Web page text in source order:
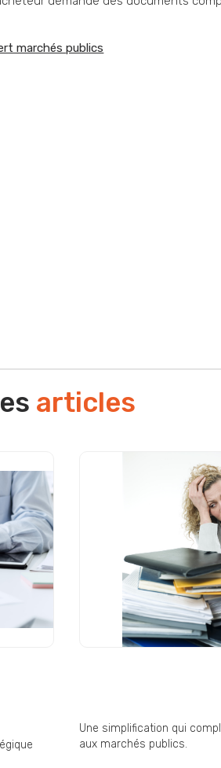
marchés publics
articles
Une simplification qui
aux marchés publics.